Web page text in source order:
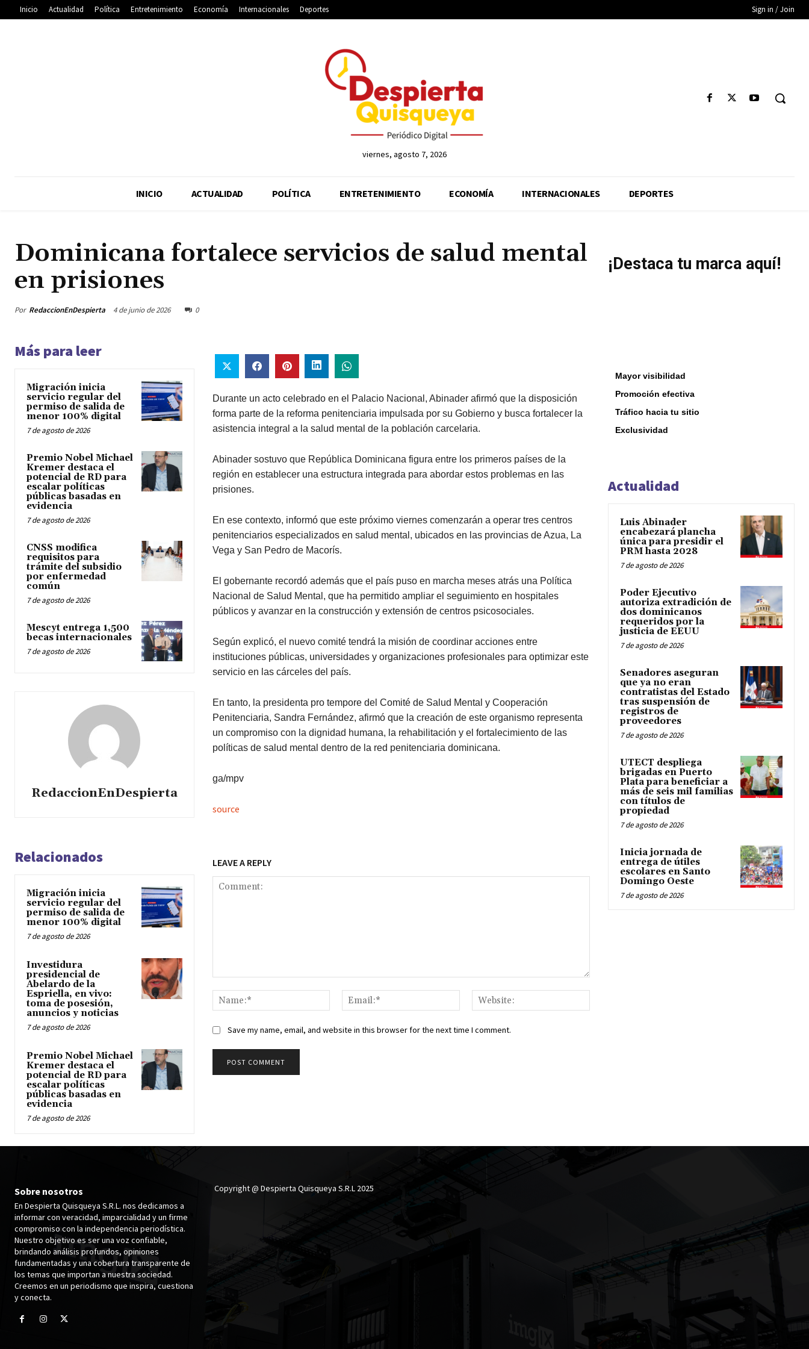
Inicio Actualidad Política Entretenimiento Economía Internacionales Deportes Sign in / Join
viernes, agosto 7, 2026
INICIO ACTUALIDAD POLÍTICA ENTRETENIMIENTO ECONOMÍA INTERNACIONALES DEPORTES
Dominicana fortalece servicios de salud mental
en prisiones
Por RedaccionEnDespierta 4 de junio de 2026 0
Más para leer
Migración inicia
servicio regular del
permiso de salida de
menor 100% digital
7 de agosto de 2026
Premio Nobel Michael
Kremer destaca el
potencial de RD para
escalar políticas
públicas basadas en
evidencia
7 de agosto de 2026
CNSS modifica
requisitos para
trámite del subsidio
por enfermedad
común
7 de agosto de 2026
Mescyt entrega 1,500
becas internacionales
7 de agosto de 2026
RedaccionEnDespierta
Durante un acto celebrado en el Palacio Nacional, Abinader afirmó que la disposición
forma parte de la reforma penitenciaria impulsada por su Gobierno y busca fortalecer la
asistencia integral a la salud mental de la población carcelaria.
Abinader sostuvo que República Dominicana figura entre los primeros países de la
región en establecer una estructura integrada para abordar estos problemas en las
prisiones.
En ese contexto, informó que este próximo viernes comenzarán a operar tres centros
penitenciarios especializados en salud mental, ubicados en las provincias de Azua, La
Vega y San Pedro de Macorís.
El gobernante recordó además que el país puso en marcha meses atrás una Política
Nacional de Salud Mental, que ha permitido ampliar el seguimiento en hospitales
públicos y avanzar en la construcción y extensión de centros psicosociales.
Según explicó, el nuevo comité tendrá la misión de coordinar acciones entre
instituciones públicas, universidades y organizaciones profesionales para optimizar este
servicio en las cárceles del país.
En tanto, la presidenta pro tempore del Comité de Salud Mental y Cooperación
Penitenciaria, Sandra Fernández, afirmó que la creación de este organismo representa
un compromiso con la dignidad humana, la rehabilitación y el fortalecimiento de las
políticas de salud mental dentro de la red penitenciaria dominicana.
ga/mpv
source
Relacionados
Migración inicia
servicio regular del
permiso de salida de
menor 100% digital
7 de agosto de 2026
Investidura
presidencial de
Abelardo de la
Espriella, en vivo:
toma de posesión,
anuncios y noticias
7 de agosto de 2026
Premio Nobel Michael
Kremer destaca el
potencial de RD para
escalar políticas
públicas basadas en
evidencia
7 de agosto de 2026
LEAVE A REPLY
Name:*
Email:*
Save my name, email, and website in this browser for the next time I comment.
¡Destaca tu marca aquí!
Mayor visibilidad
Promoción efectiva
Tráfico hacia tu sitio
Exclusividad
Actualidad
Luis Abinader
encabezará plancha
única para presidir el
PRM hasta 2028
7 de agosto de 2026
Poder Ejecutivo
autoriza extradición de
dos dominicanos
requeridos por la
justicia de EEUU
7 de agosto de 2026
Senadores aseguran
que ya no eran
contratistas del Estado
tras suspensión de
registros de
proveedores
7 de agosto de 2026
UTECT despliega
brigadas en Puerto
Plata para beneficiar a
más de seis mil familias
con títulos de
propiedad
7 de agosto de 2026
Inicia jornada de
entrega de útiles
escolares en Santo
Domingo Oeste
7 de agosto de 2026
Sobre nosotros
En Despierta Quisqueya S.R.L. nos dedicamos a
informar con veracidad, imparcialidad y un firme
compromiso con la independencia periodística.
Nuestro objetivo es ser una voz confiable,
brindando análisis profundos, opiniones
fundamentadas y una cobertura transparente de
los temas que importan a nuestra sociedad.
Creemos en un periodismo que inspira, cuestiona
y conecta.
Copyright @ Despierta Quisqueya S.R.L 2025